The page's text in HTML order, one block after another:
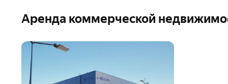
Аренда коммерческой